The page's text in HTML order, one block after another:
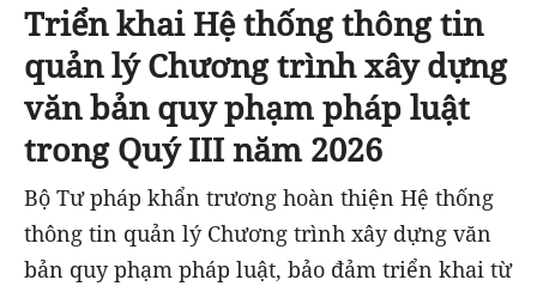
Triển khai Hệ thống thông tin
quản lý Chương trình xây dựng
văn bản quy phạm pháp luật
trong Quý III năm 2026
Bộ Tư pháp khẩn trương hoàn thiện Hệ thống
thông tin quản lý Chương trình xây dựng văn
bản quy phạm pháp luật, bảo đảm triển khai từ